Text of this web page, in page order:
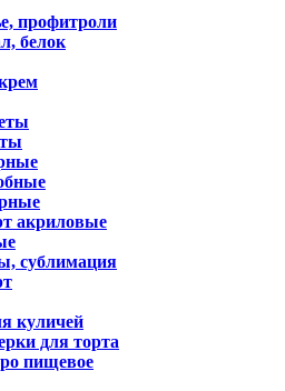
профитроли
белок
акриловые
сублимация
куличей
для торта
пищевое